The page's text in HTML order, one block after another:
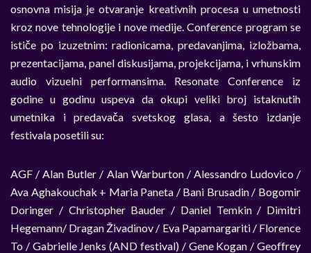
osnovna misija je otvaranje kreativnih procesa u umetnosti
kroz nove tehnologije i nove medije. Conference program se
ističe po izuzetnim: radionicama, predavanjima, izložbama,
prezentacijama, panel diskusijama, projekcijama, i vrhunskim
audio vizuelni performansima. Resonate Conference iz
godine u godinu uspeva da okupi veliki broj istaknutih
umetnika i predavača svetskog glasa, a šesto izdanje
festivala posetili su:
AGF / Alan Butler / Alan Warburton / Alessandro Ludovico /
Ava Aghakouchak + Maria Paneta / Bani Brusadin / Bogomir
Doringer / Christopher Bauder / Daniel Temkin / Dimitri
Hegemann/ Dragan Živadinov / Eva Papamargariti / Florence
To / Gabrielle Jenks (AND festival) / Gene Kogan / Geoffrey